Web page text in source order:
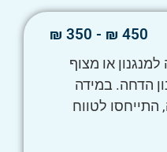
450 ₪ - 350 ₪
או מצוף
הדחה. במידה
התייחסו לטווח